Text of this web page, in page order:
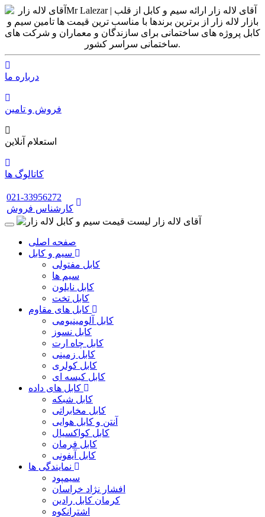
درباره ما
فروش و تامین
استعلام آنلاین
کاتالوگ ها
021-33956272
کارشناس فروش
صفحه اصلی
کابل مفتولی
سیم ها
کابل نایلون
کابل تخت
کابل آلومینیومی
کابل نسوز
کابل چاه ارت
کابل زمینی
کابل کولری
کابل کیسه ای
کابل شبکه
کابل مخابراتی
آنتن و کابل هوایی
کابل کواکسیال
کابل فرمان
کابل آیفونی
سیمپود
افشار نژاد خراسان
کرمان کابل رادین
اشترانکوه